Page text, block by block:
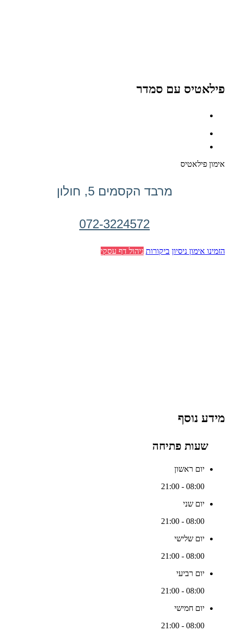
פילאטיס עם סמדר
אימון פילאטיס
מרבד הקסמים 5, חולון
072-3224572
הזמינו אימון ניסיון ביקורות ניהול דף עסקי
מידע נוסף
שעות פתיחה
יום ראשון
08:00 - 21:00
יום שני
08:00 - 21:00
יום שלישי
08:00 - 21:00
יום רביעי
08:00 - 21:00
יום חמישי
08:00 - 21:00